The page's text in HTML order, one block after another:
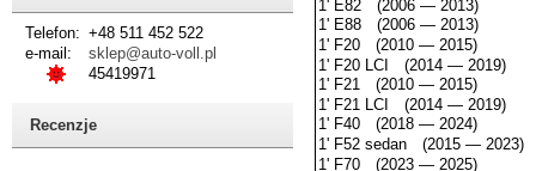
Telefon: +48 511 452 522
e-mail:
sklep@auto-voll.pl
45419971
Recenzje